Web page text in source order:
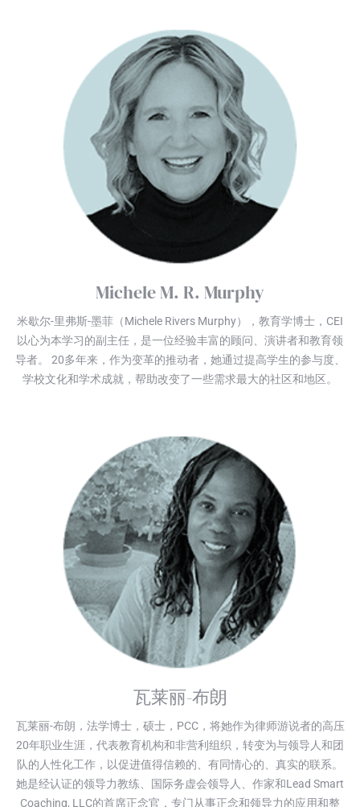
Michele M. R. Murphy
米歇尔-里弗斯-墨菲（Michele Rivers Murphy），教育学博士，CEI
以心为本学习的副主任，是一位经验丰富的顾问、演讲者和教育领
导者。 20多年来，作为变革的推动者，她通过提高学生的参与度、
学校文化和学术成就，帮助改变了一些需求最大的社区和地区。
瓦莱丽-布朗
瓦莱丽-布朗，法学博士，硕士，PCC，将她作为律师游说者的高压
20年职业生涯，代表教育机构和非营利组织，转变为与领导人和团
队的人性化工作，以促进值得信赖的、有同情心的、真实的联系。
她是经认证的领导力教练、国际务虚会领导人、作家和Lead Smart
Coaching, LLC的首席正念官，专门从事正念和领导力的应用和整